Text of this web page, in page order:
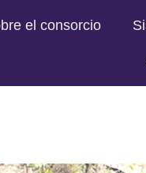
el consorcio